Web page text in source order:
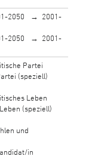
2050
2001-
2050
2001-
Partei
(speziell)
Leben
(speziell)
und
in